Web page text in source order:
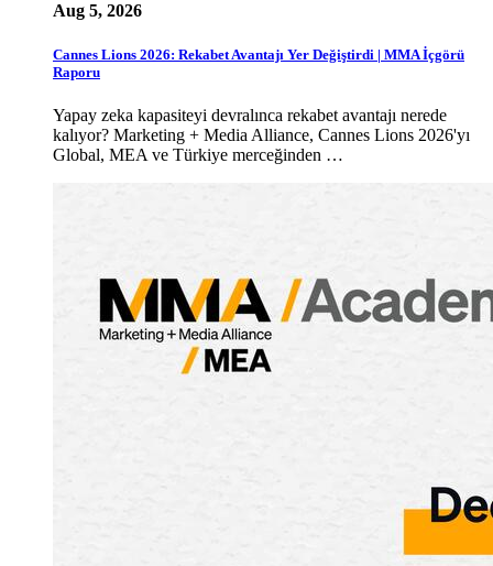
Aug 5, 2026
Cannes Lions 2026: Rekabet Avantajı Yer Değiştirdi | MMA İçgörü
Raporu
Yapay zeka kapasiteyi devralınca rekabet avantajı nerede
kalıyor? Marketing + Media Alliance, Cannes Lions 2026'yı
Global, MEA ve Türkiye merceğinden …